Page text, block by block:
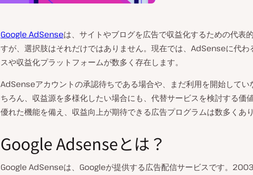
Google AdSenseは、サイトやブログを広告で収益化するための代表
すが、選択肢はそれだけではありません。現在では、AdSenseに代わ
スや収益化プラットフォームが数多く存在します。
AdSenseアカウントの承認待ちである場合や、まだ利用を開始してい
ちろん、収益源を多様化したい場合にも、代替サービスを検討する価値
優れた機能を備え、収益向上が期待できる広告プログラムは数多くあり
Google Adsenseとは？
Google AdSenseは、Googleが提供する広告配信サービスです。